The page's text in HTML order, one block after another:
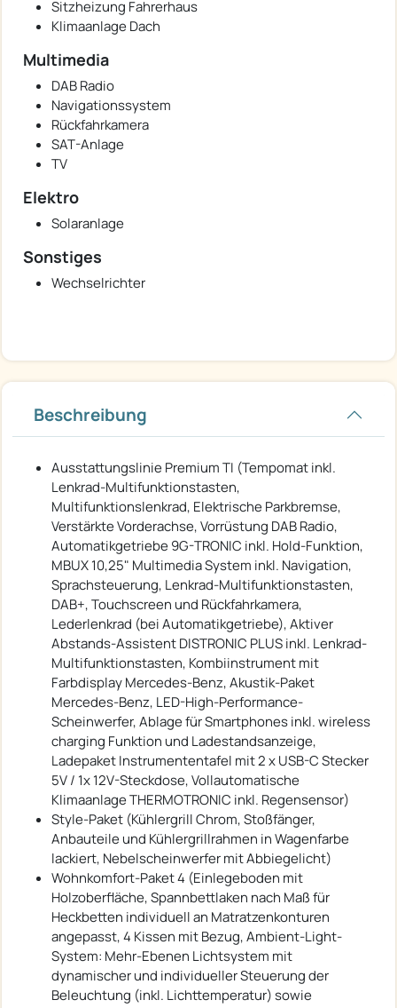
Sitzheizung Fahrerhaus
Klimaanlage Dach
Multimedia
DAB Radio
Navigationssystem
Rückfahrkamera
SAT-Anlage
TV
Elektro
Solaranlage
Sonstiges
Wechselrichter
Beschreibung
Ausstattungslinie Premium TI (Tempomat inkl.
Lenkrad-Multifunktionstasten,
Multifunktionslenkrad, Elektrische Parkbremse,
Verstärkte Vorderachse, Vorrüstung DAB Radio,
Automatikgetriebe 9G-TRONIC inkl. Hold-Funktion,
MBUX 10,25" Multimedia System inkl. Navigation,
Sprachsteuerung, Lenkrad-Multifunktionstasten,
DAB+, Touchscreen und Rückfahrkamera,
Lederlenkrad (bei Automatikgetriebe), Aktiver
Abstands-Assistent DISTRONIC PLUS inkl. Lenkrad-
Multifunktionstasten, Kombiinstrument mit
Farbdisplay Mercedes-Benz, Akustik-Paket
Mercedes-Benz, LED-High-Performance-
Scheinwerfer, Ablage für Smartphones inkl. wireless
charging Funktion und Ladestandsanzeige,
Ladepaket Instrumententafel mit 2 x USB-C Stecker
5V / 1x 12V-Steckdose, Vollautomatische
Klimaanlage THERMOTRONIC inkl. Regensensor)
Style-Paket (Kühlergrill Chrom, Stoßfänger,
Anbauteile und Kühlergrillrahmen in Wagenfarbe
lackiert, Nebelscheinwerfer mit Abbiegelicht)
Wohnkomfort-Paket 4 (Einlegeboden mit
Holzoberfläche, Spannbettlaken nach Maß für
Heckbetten individuell an Matratzenkonturen
angepasst, 4 Kissen mit Bezug, Ambient-Light-
System: Mehr-Ebenen Lichtsystem mit
dynamischer und individueller Steuerung der
Beleuchtung (inkl. Lichttemperatur) sowie